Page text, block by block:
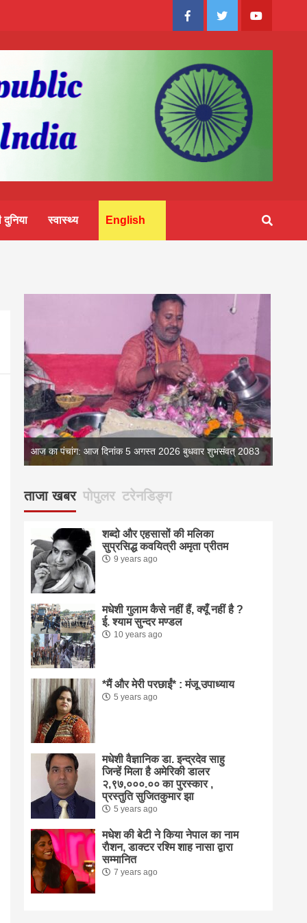
FacebookTwitter Youtube
स्वास्थ्य English
आज का पंचांग: आज दिनांक 5 अगस्त 2026 बुधवार शुभसंवत् 2083
ताजा खबर पोपुलर टरेनडिङ्ग
शब्दो और एहसासों की मलिका
सुप्रसिद्ध कवयित्री अमृता प्रीतम
9 years ago
मधेशी गुलाम कैसे नहीं हैं, क्यूँ नहीं है ?
ई. श्याम सुन्दर मण्डल
10 years ago
*मैं और मेरी परछाईं* : मंजू उपाध्याय
5 years ago
मधेशी वैज्ञानिक डा. इन्द्रदेव साहु
जिन्हें मिला है अमेरिकी डालर
२,९७,०००.०० का पुरस्कार ,
प्रस्तुति सुजितकुमार झा
5 years ago
मधेश की बेटी ने किया नेपाल का नाम
राैशन, डाक्टर रश्मि शाह नासा द्वारा
सम्मानित
7 years ago